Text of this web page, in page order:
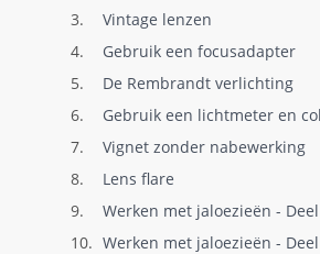
3.
Vintage lenzen
4.
Gebruik een focusadapter
5.
De Rembrandt verlichting
6.
7.
Vignet zonder nabewerking
8.
Lens flare
9.
Werken met jaloezieën - Deel
10. Werken met jaloezieën -